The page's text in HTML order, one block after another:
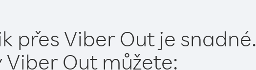
přes Viber Out je snadné.
Viber Out můžete: